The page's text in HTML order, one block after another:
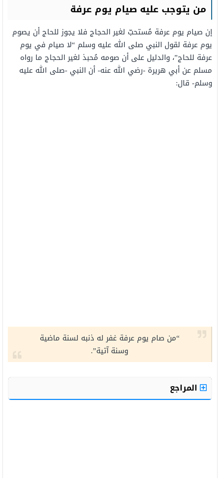
من يتوجب عليه صيام يوم عرفة
إن صيام يوم عرفة مُستحبّ لغير الحجاج فلا يجوز للحاج أن يصوم
يوم عرفة لقول النبي صلى الله عليه وسلم “لا صيام في يوم
عرفة للحاج”، والدليل على أن صومه مُحبذ لغير الحجاج ما رواه
مسلم عن أبي هريرة -رضي الله عنه- أن النبي -صلى الله عليه
وسلم- قال:
“من صام يوم عرفة غفر له ذنبه لسنة ماضية
وسنة آتية”.
المراجع